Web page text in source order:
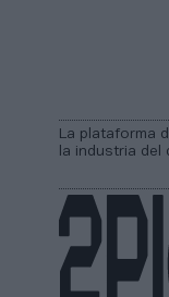
La plataforma
la industria del